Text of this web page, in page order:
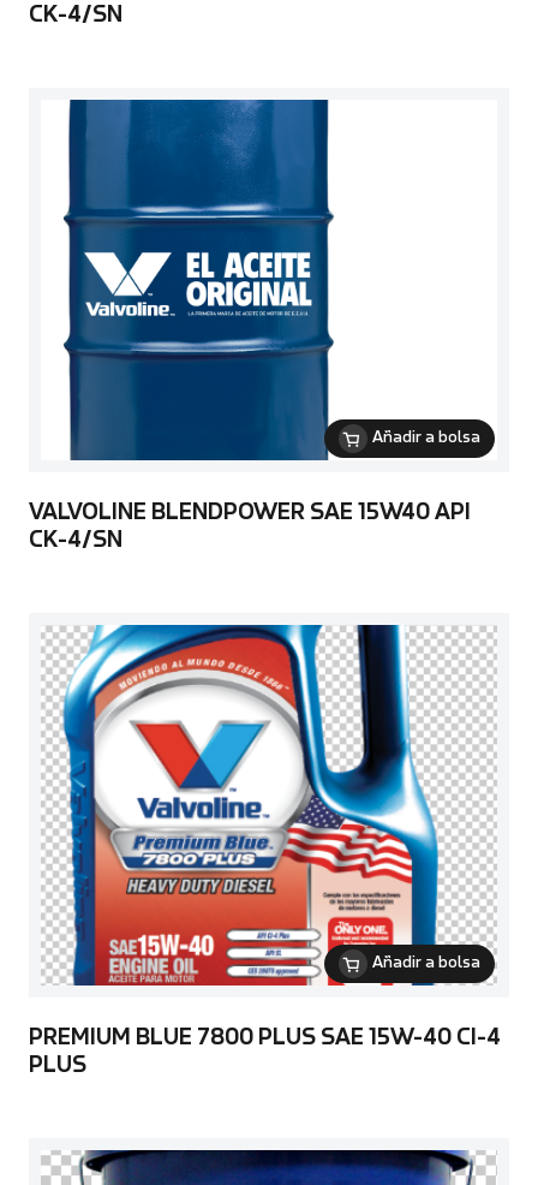
CK-4/SN
Añadir a bolsa
VALVOLINE BLENDPOWER SAE 15W40 API
CK-4/SN
Añadir a bolsa
PREMIUM BLUE 7800 PLUS SAE 15W-40 CI-4
PLUS